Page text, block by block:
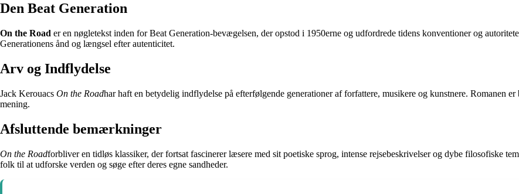
Den Beat Generation
On the Road er en nøgletekst inden for Beat Generation-bevægelsen, der opstod i 1950erne og udfordrede tidens konventioner og
Generationens ånd og længsel efter autenticitet.
Arv og Indflydelse
Jack Kerouacs On the Roadhar haft en betydelig indflydelse på efterfølgende generationer af forfattere, musikere og kunstnere. Romanen
mening.
Afsluttende bemærkninger
On the Roadforbliver en tidløs klassiker, der fortsat fascinerer læsere med sit poetiske sprog, intense rejsebeskrivelser og dybe filosofiske
folk til at udforske verden og søge efter deres egne sandheder.